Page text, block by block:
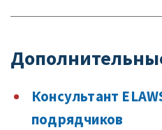
Консультант
подрядчиков